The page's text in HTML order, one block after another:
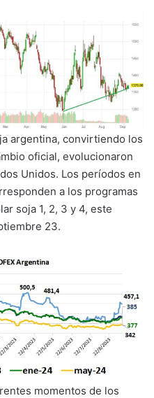
argentina, convirtiendo los
oficial, evolucionaron
Unidos. Los períodos en
a los programas
soja 1, 2, 3 y 4, este
23.
momentos de los